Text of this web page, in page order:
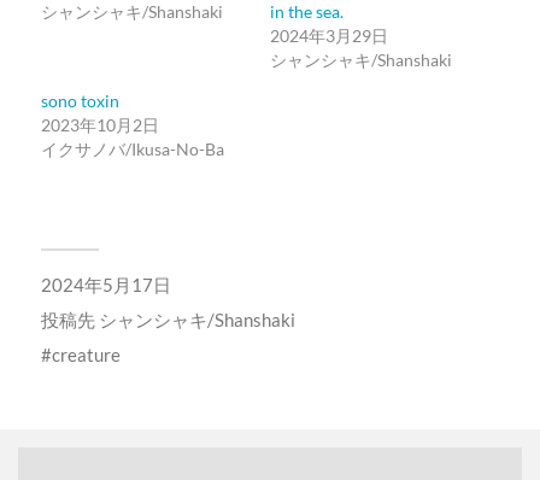
シャンシャキ/Shanshaki
in the sea.
2024年3月29日
シャンシャキ/Shanshaki
sono toxin
2023年10月2日
イクサノバ/Ikusa-No-Ba
2024年5月17日
投稿先 シャンシャキ/Shanshaki
creature